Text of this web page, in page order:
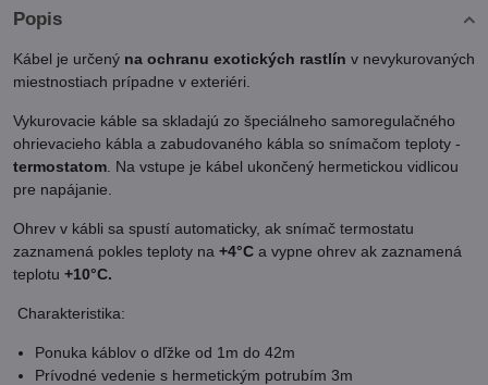
Popis
Kábel je určený na ochranu exotických rastlín v nevykurovaných
miestnostiach prípadne v exteriéri.
Vykurovacie káble sa skladajú zo špeciálneho samoregulačného
ohrievacieho kábla a zabudovaného kábla so snímačom teploty -
termostatom . Na vstupe je kábel ukončený hermetickou vidlicou
pre napájanie.
Ohrev v kábli sa spustí automaticky, ak snímač termostatu
zaznamená pokles teploty na +4°C a vypne ohrev ak zaznamená
teplotu +10°C.
Charakteristika:
Ponuka káblov o dľžke od 1m do 42m
Prívodné vedenie s hermetickým potrubím 3m